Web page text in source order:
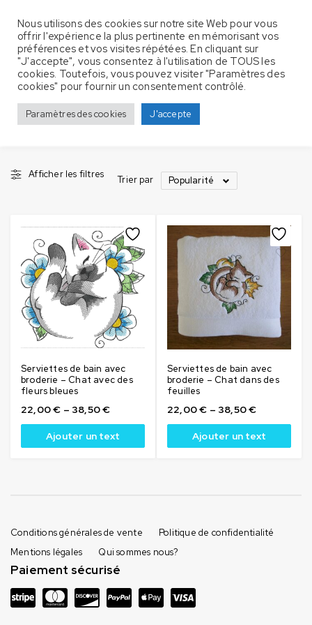
feuille
Accueil Produits identifiés “feuille”
Afficher les filtres
Trier par Popularité
Serviettes de bain avec
broderie – Chat avec des
fleurs bleues
22,00€ – 38,50€
Ajouter un text
Serviettes de bain avec
broderie – Chat dans des
feuilles
22,00€ – 38,50€
Ajouter un text
Conditions générales de vente
Politique de confidentialité
Mentions légales
Qui sommes nous?
Paiement sécurisé
Nous utilisons des cookies sur notre site Web pour vous
offrir l'expérience la plus pertinente en mémorisant vos
préférences et vos visites répétées. En cliquant sur
"J'accepte", vous consentez à l'utilisation de TOUS les
cookies. Toutefois, vous pouvez visiter "Paramètres des
cookies" pour fournir un consentement contrôlé.
Paramètres des cookies J'accepte